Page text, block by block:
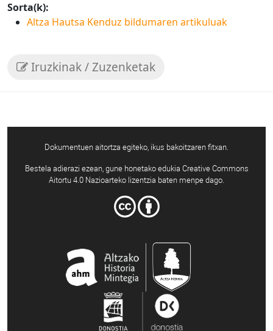
Sorta(k):
Altza Hautsa Kenduz bildumaren artikuluak
Iruzkinak / Zuzenketak
Dokumentuen aitortza egiteko, ikus bakoitzaren fitxan.
Bestela adierazi ezean, gune honetako edukia Creative Commons
Aitortu 4.0 Nazioarteko lizentzia baten menpe dago.